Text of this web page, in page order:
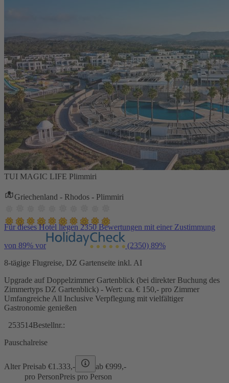
TUI MAGIC LIFE Plimmiri
Griechenland - Rhodos - Plimmiri
Für dieses Hotel liegen 2350 Bewertungen mit einer Zustimmung
von 89% vor (2350) 89%
8-tägige Flugreise, DZ Gartenseite inkl. AI
Upgrade auf Doppelzimmer Gartenblick (bei direkter Buchung des
Zimmertyps DZ Gartenblick) - Wert: ca. € 150,- pro Zimmer
Umfangreiche All Inclusive Verpflegung mit vielfältiger
Gastronomie genießen
253514Bestellnr.:
Pauschalreise
Alter Preisab €1.333,- ab €999,-
pro PersonPreis pro Person